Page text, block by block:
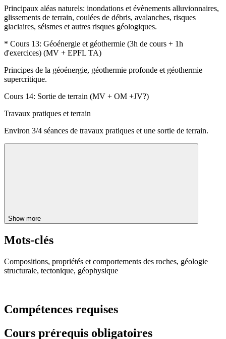
Principaux aléas naturels: inondations et évènements alluvionnaires,
glissements de terrain, coulées de débris, avalanches, risques
glaciaires, séismes et autres risques géologiques.
* Cours 13: Géoénergie et géothermie (3h de cours + 1h
d'exercices) (MV + EPFL TA)
Principes de la géoénergie, géothermie profonde et géothermie
supercritique.
Cours 14: Sortie de terrain (MV + OM +JV?)
Travaux pratiques et terrain
Environ 3/4 séances de travaux pratiques et une sortie de terrain.
Show more
Mots-clés
Compositions, propriétés et comportements des roches, géologie
structurale, tectonique, géophysique
Compétences requises
Cours prérequis obligatoires